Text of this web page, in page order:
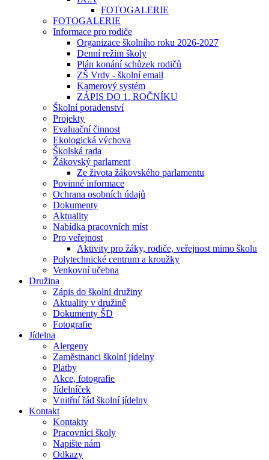
FOTOGALERIE
FOTOGALERIE
Informace pro rodiče
Organizace školního roku 2026-2027
Denní režim školy
Plán konání schůzek rodičů
ZŠ Vrdy - školní email
Kamerový systém
ZÁPIS DO 1. ROČNÍKU
Školní poradenství
Projekty
Evaluační činnost
Ekologická výchova
Školská rada
Žákovský parlament
Ze života žákovského parlamentu
Povinné informace
Ochrana osobních údajů
Dokumenty
Aktuality
Nabídka pracovních míst
Pro veřejnost
Aktivity pro žáky, rodiče, veřejnost mimo školu
Polytechnické centrum a kroužky
Venkovní učebna
Družina
Zápis do školní družiny
Aktuality v družině
Dokumenty ŠD
Fotografie
Jídelna
Alergeny
Zaměstnanci školní jídelny
Platby
Akce, fotografie
Jídelníček
Vnitřní řád školní jídelny
Kontakt
Kontakty
Pracovníci školy
Napište nám
Odkazy